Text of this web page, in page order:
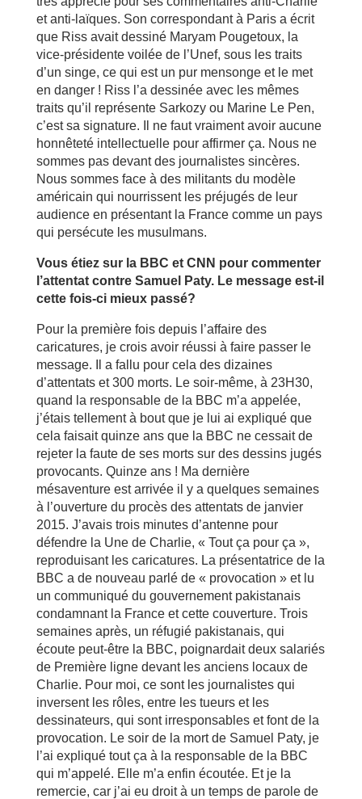
et anti-laïques. Son correspondant à Paris a écrit
que Riss avait dessiné Maryam Pougetoux, la
vice-présidente voilée de l’Unef, sous les traits
d’un singe, ce qui est un pur mensonge et le met
en danger ! Riss l’a dessinée avec les mêmes
traits qu’il représente Sarkozy ou Marine Le Pen,
c’est sa signature. Il ne faut vraiment avoir aucune
honnêteté intellectuelle pour affirmer ça. Nous ne
sommes pas devant des journalistes sincères.
Nous sommes face à des militants du modèle
américain qui nourrissent les préjugés de leur
audience en présentant la France comme un pays
qui persécute les musulmans.
Vous étiez sur la BBC et CNN pour commenter
l’attentat contre Samuel Paty. Le message est-il
cette fois-ci mieux passé?
Pour la première fois depuis l’affaire des
caricatures, je crois avoir réussi à faire passer le
message. Il a fallu pour cela des dizaines
d’attentats et 300 morts. Le soir-même, à 23H30,
quand la responsable de la BBC m’a appelée,
j’étais tellement à bout que je lui ai expliqué que
cela faisait quinze ans que la BBC ne cessait de
rejeter la faute de ses morts sur des dessins jugés
provocants. Quinze ans ! Ma dernière
mésaventure est arrivée il y a quelques semaines
à l’ouverture du procès des attentats de janvier
2015. J’avais trois minutes d’antenne pour
défendre la Une de Charlie, « Tout ça pour ça »,
reproduisant les caricatures. La présentatrice de la
BBC a de nouveau parlé de « provocation » et lu
un communiqué du gouvernement pakistanais
condamnant la France et cette couverture. Trois
semaines après, un réfugié pakistanais, qui
écoute peut-être la BBC, poignardait deux salariés
de Première ligne devant les anciens locaux de
Charlie. Pour moi, ce sont les journalistes qui
inversent les rôles, entre les tueurs et les
dessinateurs, qui sont irresponsables et font de la
provocation. Le soir de la mort de Samuel Paty, je
l’ai expliqué tout ça à la responsable de la BBC
qui m’appelé. Elle m’a enfin écoutée. Et je la
remercie, car j’ai eu droit à un temps de parole de